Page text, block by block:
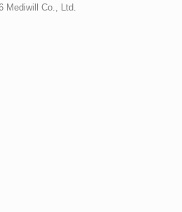
Mediwill Co., Ltd.